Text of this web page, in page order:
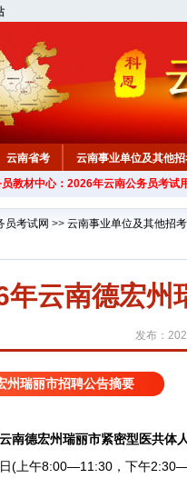
云南省考 云南事业单位及其他
教材中心：2026年云南公务员考试
员考试网 >> 云南事业单位及其他招考
年云南德宏州
发布：
州瑞丽市招聘公告摘要
南德宏州瑞丽市紧密型医共体
(上午8:00—11:30，下午